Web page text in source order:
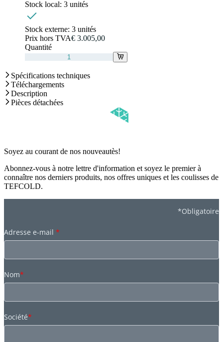
Stock local: 3 unités
Stock externe: 3 unités
Prix hors TVA€ 3.005,00
Quantité
Spécifications techniques
Téléchargements
Description
Pièces détachées
Soyez au courant de nos nouveautès!
Abonnez-vous à notre lettre d'information et soyez le premier à
connaître nos derniers produits, nos offres uniques et les coulisses de
TEFCOLD.
*Obligatoire
Adresse e-mail *
Nom*
Société*